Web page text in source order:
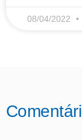
08/04/2022